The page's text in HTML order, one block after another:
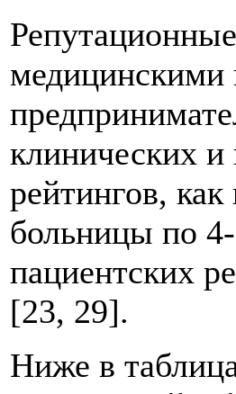
медицинскими
клинических и
рейтингов,
больницы по
пациентских
[23, 29].
Ниже в